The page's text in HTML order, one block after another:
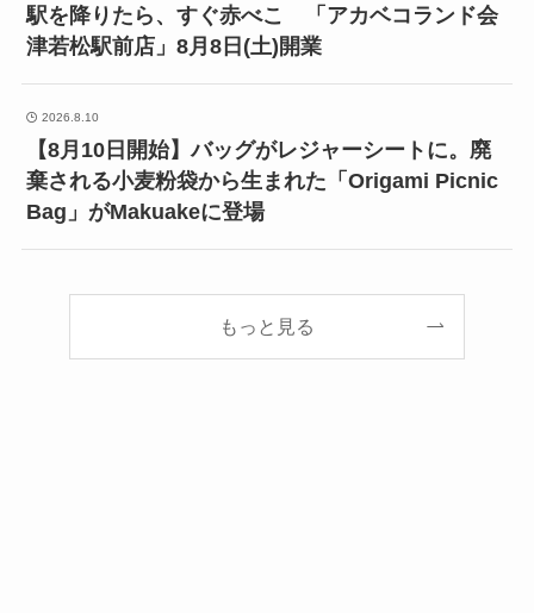
駅を降りたら、すぐ赤べこ 「アカベコランド会
津若松駅前店」8月8日(土)開業
2026.8.10
【8月10日開始】バッグがレジャーシートに。廃
棄される小麦粉袋から生まれた「Origami Picnic
Bag」がMakuakeに登場
もっと見る